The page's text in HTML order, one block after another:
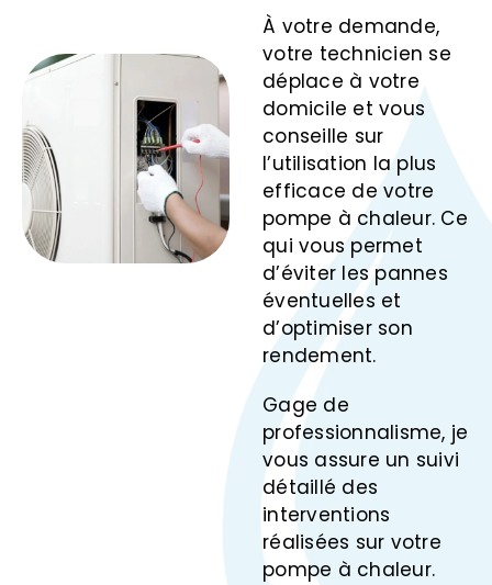
À votre demande,
votre technicien se
déplace à votre
domicile et vous
conseille sur
l’utilisation la plus
efficace de votre
pompe à chaleur. Ce
qui vous permet
d’éviter les pannes
éventuelles et
d’optimiser son
rendement.
Gage de
professionnalisme, je
vous assure un suivi
détaillé des
interventions
réalisées sur votre
pompe à chaleur.